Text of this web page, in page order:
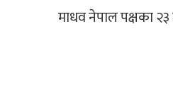
माधव नेपाल पक्षका